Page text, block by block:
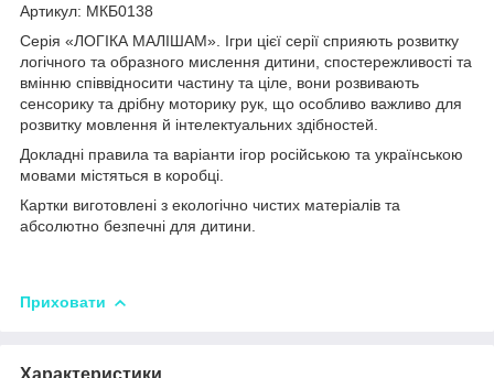
Артикул: МКБ0138
Серія «ЛОГІКА МАЛІШАМ». Ігри цієї серії сприяють розвитку
логічного та образного мислення дитини, спостережливості та
вмінню співвідносити частину та ціле, вони розвивають
сенсорику та дрібну моторику рук, що особливо важливо для
розвитку мовлення й інтелектуальних здібностей.
Докладні правила та варіанти ігор російською та українською
мовами містяться в коробці.
Картки виготовлені з екологічно чистих матеріалів та
абсолютно безпечні для дитини.
Приховати
Характеристики